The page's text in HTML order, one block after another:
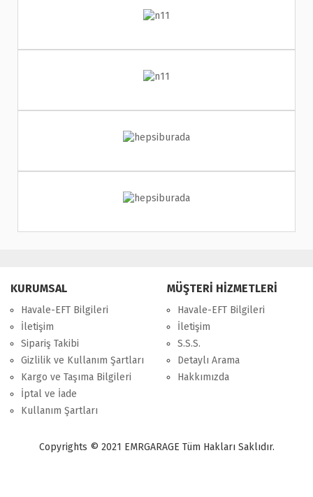
KURUMSAL
Havale-EFT Bilgileri
İletişim
Sipariş Takibi
Gizlilik ve Kullanım Şartları
Kargo ve Taşıma Bilgileri
İptal ve İade
Kullanım Şartları
MÜŞTERİ HİZMETLERİ
Havale-EFT Bilgileri
İletişim
S.S.S.
Detaylı Arama
Hakkımızda
Copyrights © 2021 EMRGARAGE Tüm Hakları Saklıdır.